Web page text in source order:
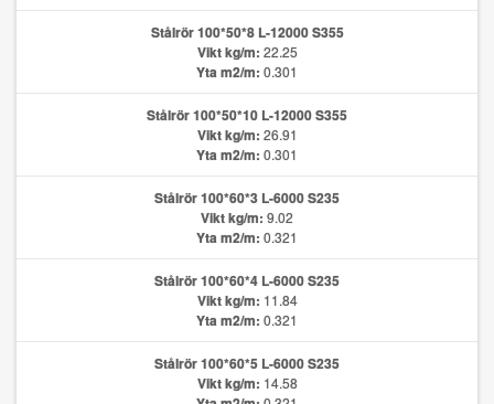
Stålrör 100*50*8 L-12000 S355
Vikt kg/m: 22.25
Yta m2/m: 0.301
Stålrör 100*50*10 L-12000 S355
Vikt kg/m: 26.91
Yta m2/m: 0.301
Stålrör 100*60*3 L-6000 S235
Vikt kg/m: 9.02
Yta m2/m: 0.321
Stålrör 100*60*4 L-6000 S235
Vikt kg/m: 11.84
Yta m2/m: 0.321
Stålrör 100*60*5 L-6000 S235
Vikt kg/m: 14.58